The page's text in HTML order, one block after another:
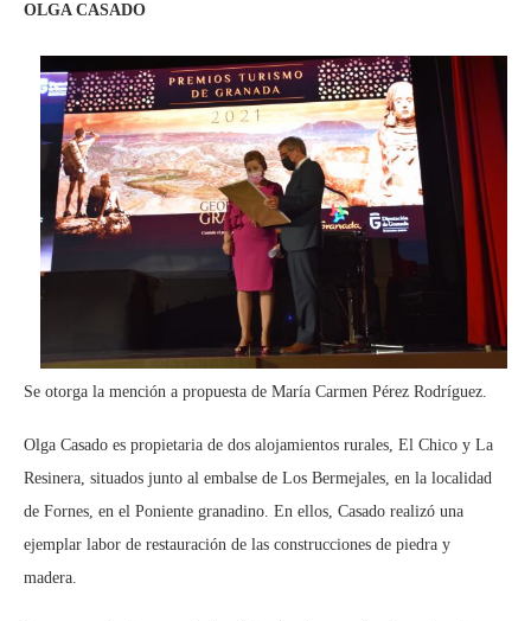
OLGA CASADO
Se otorga la mención a propuesta de María Carmen Pérez Rodríguez.
Olga Casado es propietaria de dos alojamientos rurales, El Chico y La
Resinera, situados junto al embalse de Los Bermejales, en la localidad
de Fornes, en el Poniente granadino. En ellos, Casado realizó una
ejemplar labor de restauración de las construcciones de piedra y
madera.